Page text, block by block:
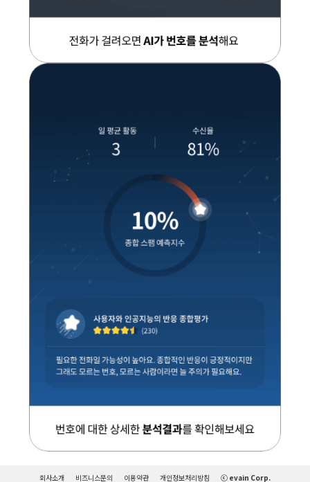
회사소개 비즈니스문의 이용약관 개인정보처리방침 ⓒ evain Corp.